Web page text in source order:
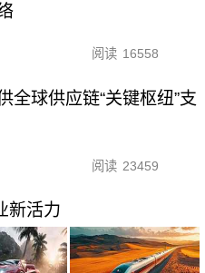
阅读 16558
全球供应链“关键枢纽”支
阅读 23459
新活力